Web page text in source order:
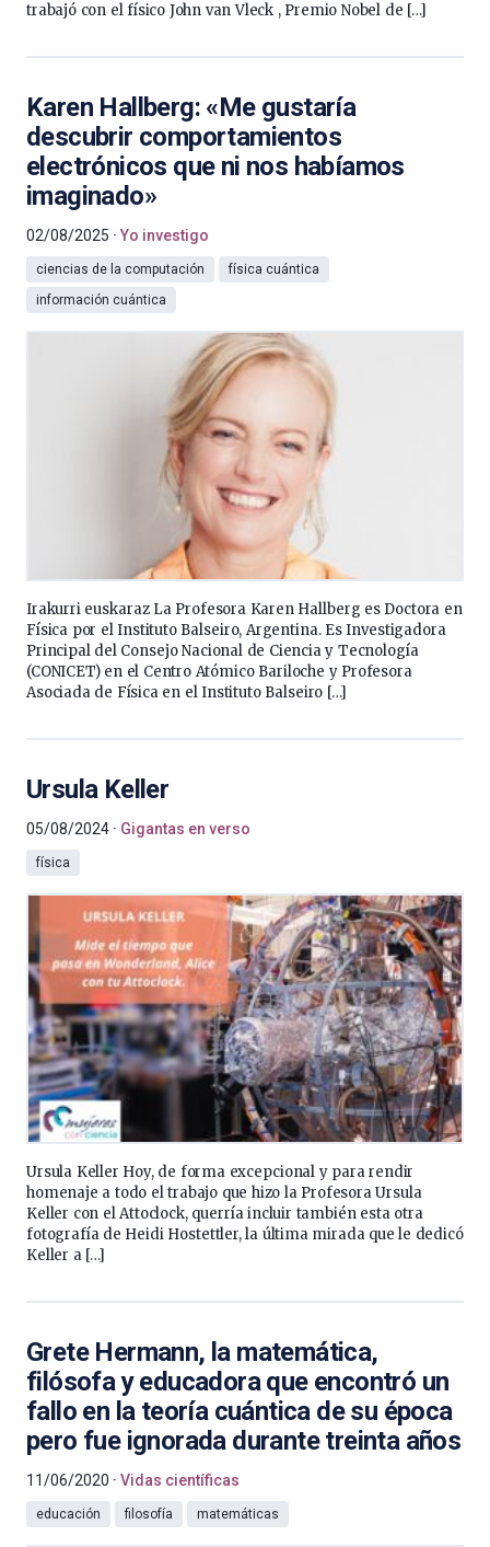
trabajó con el físico John van Vleck , Premio Nobel de […]
Karen Hallberg: «Me gustaría
descubrir comportamientos
electrónicos que ni nos habíamos
imaginado»
02/08/2025 Yo investigo
ciencias de la computación
física cuántica
información cuántica
Irakurri euskaraz La Profesora Karen Hallberg es Doctora en
Física por el Instituto Balseiro, Argentina. Es Investigadora
Principal del Consejo Nacional de Ciencia y Tecnología
(CONICET) en el Centro Atómico Bariloche y Profesora
Asociada de Física en el Instituto Balseiro […]
Ursula Keller
05/08/2024 Gigantas en verso
física
Ursula Keller Hoy, de forma excepcional y para rendir
homenaje a todo el trabajo que hizo la Profesora Ursula
Keller con el Attoclock, querría incluir también esta otra
fotografía de Heidi Hostettler, la última mirada que le dedicó
Keller a […]
Grete Hermann, la matemática,
filósofa y educadora que encontró un
fallo en la teoría cuántica de su época
pero fue ignorada durante treinta años
11/06/2020 Vidas científicas
educación filosofía matemáticas